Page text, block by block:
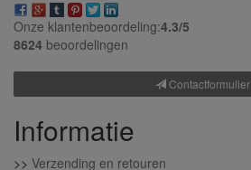
Onze klantenbeoordeling:4.3/5
8624 beoordelingen
Contactformulier
Informatie
>> Verzending en retouren